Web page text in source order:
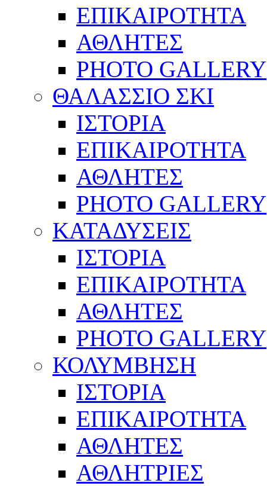
ΕΠΙΚΑΙΡΟΤΗΤΑ
ΑΘΛΗΤΕΣ
PHOTO GALLERY
ΘΑΛΑΣΣΙΟ ΣΚΙ
ΙΣΤΟΡΙΑ
ΕΠΙΚΑΙΡΟΤΗΤΑ
ΑΘΛΗΤΕΣ
PHOTO GALLERY
ΚΑΤΑΔΥΣΕΙΣ
ΙΣΤΟΡΙΑ
ΕΠΙΚΑΙΡΟΤΗΤΑ
ΑΘΛΗΤΕΣ
PHOTO GALLERY
ΚΟΛΥΜΒΗΣΗ
ΙΣΤΟΡΙΑ
ΕΠΙΚΑΙΡΟΤΗΤΑ
ΑΘΛΗΤΕΣ
ΑΘΛΗΤΡΙΕΣ